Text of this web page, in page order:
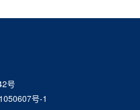
号
号-1